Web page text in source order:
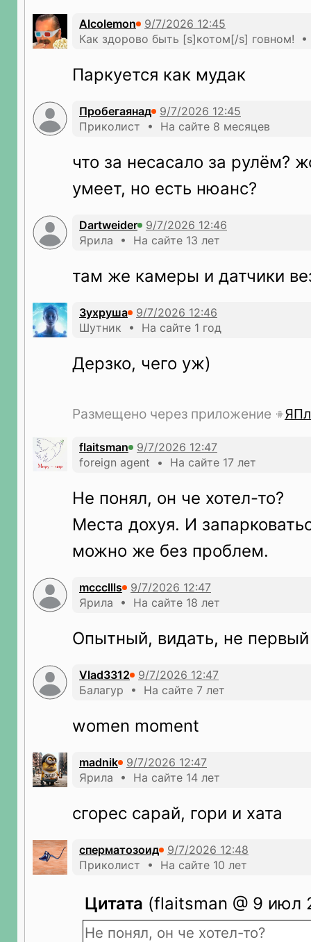
Alcolemon
Как здорово быть [s]котом[/s] говном! •
Паркуется как мудак
Пробегаянад
Приколист • На сайте 8 месяцев
что за несасало за рулём?
умеет, но есть нюанс?
Dartweider
Ярила • На сайте 13 лет
там же камеры и датчики
Зухруша
Шутник • На сайте 1 год
Дерзко, чего уж)
Размещено через приложение
flaitsman
foreign agent • На сайте 17 лет
Не понял, он че хотел-то?
Места дохуя. И
можно же без проблем.
mcccllls
Ярила • На сайте 18 лет
Опытный, видать, не
Vlad3312
Балагур • На сайте 7 лет
women moment
madnik
Ярила • На сайте 14 лет
сгорес сарай, гори и хата
сперматозоид
Приколист • На сайте 10 лет
Цитата (flaitsman @ 9 июл
Не понял, он че хотел-то?